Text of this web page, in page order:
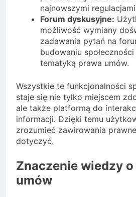
najnowszymi
Forum dyskusyjne:
możliwość wymiany
zadawania pytań na
budowaniu
tematyką prawa umów.
Wszystkie te funkcjonalności
staje się nie tylko miejscem
ale także platformą do
informacji. Dzięki temu
zrozumieć zawirowania
dotyczyć.
Znaczenie wiedzy
umów